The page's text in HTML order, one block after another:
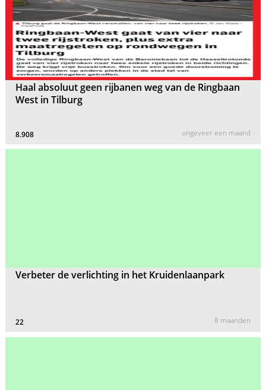
Haal absoluut geen rijbanen weg van de Ringbaan
West in Tilburg
8.908 ongeveer een maand
Verbeter de verlichting in het Kruidenlaanpark
22 8 maanden